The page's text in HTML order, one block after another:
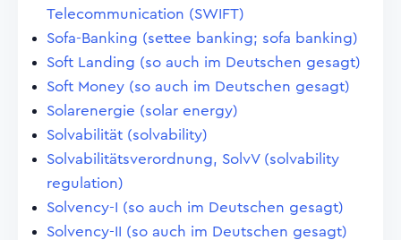
Telecommunication (SWIFT)
Sofa-Banking (settee banking; sofa banking)
Soft Landing (so auch im Deutschen gesagt)
Soft Money (so auch im Deutschen gesagt)
Solarenergie (solar energy)
Solvabilität (solvability)
Solvabilitätsverordnung, SolvV (solvability
regulation)
Solvency-I (so auch im Deutschen gesagt)
Solvency-II (so auch im Deutschen gesagt)